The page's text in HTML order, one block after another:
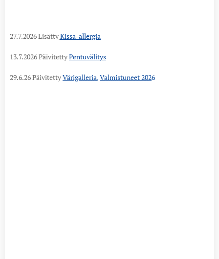
27.7.2026 LisättyKissa-allergia
13.7.2026 PäivitettyPentuvälitys
29.6.26 PäivitettyVärigalleria,Valmistuneet 2026